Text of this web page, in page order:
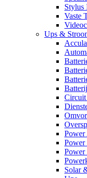
Stylus
Vaste
Ups &
Circuit
Power
Power
Solar